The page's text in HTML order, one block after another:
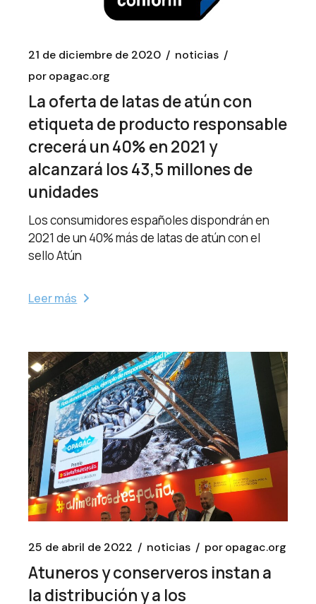
21 de diciembre de 2020
noticias
poropagac.org
La oferta de latas de atún con
etiqueta de producto responsable
crecerá un 40% en 2021 y
alcanzará los 43,5 millones de
unidades
Los consumidores españoles dispondrán en
2021 de un 40% más de latas de atún con el
sello Atún
Leer más
25 de abril de 2022 noticias poropagac.org
Atuneros y conserveros instan a
la distribución y a los